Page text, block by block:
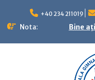
content
+40 234 211019
Nota: Bine